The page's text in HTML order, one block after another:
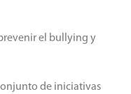
el bullying y
de iniciativas